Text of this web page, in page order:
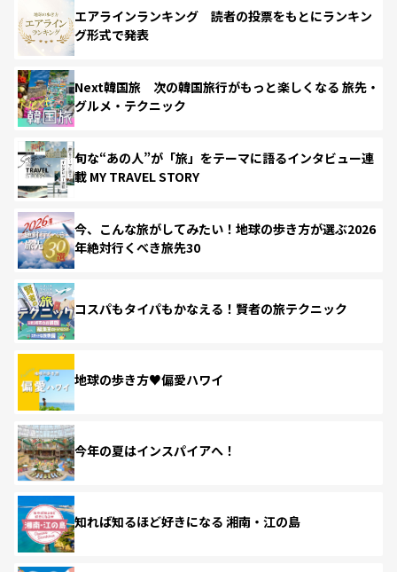
エアラインランキング 読者の投票をもとにランキン
グ形式で発表
Next韓国旅 次の韓国旅行がもっと楽しくなる 旅先・
グルメ・テクニック
旬な“あの人”が「旅」をテーマに語るインタビュー連
載 MY TRAVEL STORY
今、こんな旅がしてみたい！地球の歩き方が選ぶ2026
年絶対行くべき旅先30
コスパもタイパもかなえる！賢者の旅テクニック
地球の歩き方♥偏愛ハワイ
今年の夏はインスパイアへ！
知れば知るほど好きになる 湘南・江の島